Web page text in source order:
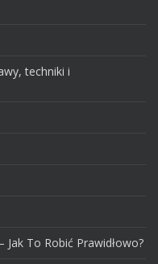
techniki i
To Robić Prawidłowo?